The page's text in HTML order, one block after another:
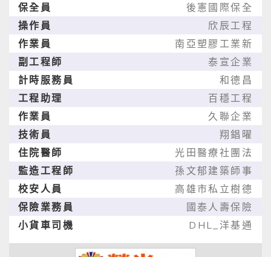
保全員
後憲國際保全
操作員
欣辰工程
作業員
南亞塑膠工業新
副工程師
泰宣企業
計時服務員
和德昌
工程助理
百穩工程
作業員
久聯企業
技術員
翔錩曜
住院醫師
光田醫療社團法
監造工程師
孫文郁建築師事
校安人員
高雄市私立樹德
保險業務員
國泰人壽保險
小貨車司機
DHL_洋基通